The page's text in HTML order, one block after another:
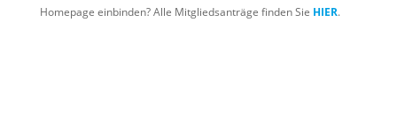
Homepage einbinden? Alle Mitgliedsanträge finden Sie HIER.